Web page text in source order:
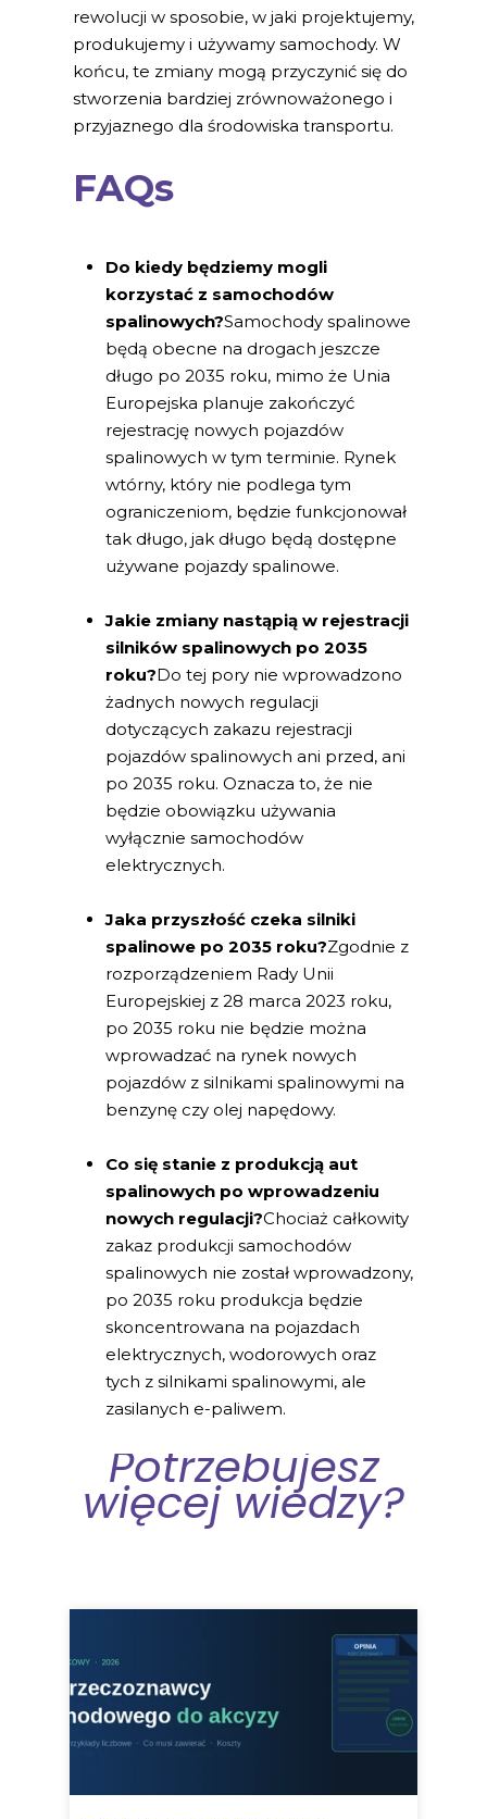
rewolucji w sposobie, w jaki projektujemy,
produkujemy i używamy samochody. W
końcu, te zmiany mogą przyczynić się do
stworzenia bardziej zrównoważonego i
przyjaznego dla środowiska transportu.
FAQs
Do kiedy będziemy mogli
korzystać z samochodów
spalinowych?Samochody spalinowe
będą obecne na drogach jeszcze
długo po 2035 roku, mimo że Unia
Europejska planuje zakończyć
rejestrację nowych pojazdów
spalinowych w tym terminie. Rynek
wtórny, który nie podlega tym
ograniczeniom, będzie funkcjonował
tak długo, jak długo będą dostępne
używane pojazdy spalinowe.
Jakie zmiany nastąpią w rejestracji
silników spalinowych po 2035
roku?Do tej pory nie wprowadzono
żadnych nowych regulacji
dotyczących zakazu rejestracji
pojazdów spalinowych ani przed, ani
po 2035 roku. Oznacza to, że nie
będzie obowiązku używania
wyłącznie samochodów
elektrycznych.
Jaka przyszłość czeka silniki
spalinowe po 2035 roku?Zgodnie z
rozporządzeniem Rady Unii
Europejskiej z 28 marca 2023 roku,
po 2035 roku nie będzie można
wprowadzać na rynek nowych
pojazdów z silnikami spalinowymi na
benzynę czy olej napędowy.
Co się stanie z produkcją aut
spalinowych po wprowadzeniu
nowych regulacji?Chociaż całkowity
zakaz produkcji samochodów
spalinowych nie został wprowadzony,
po 2035 roku produkcja będzie
skoncentrowana na pojazdach
elektrycznych, wodorowych oraz
tych z silnikami spalinowymi, ale
zasilanych e-paliwem.
Potrzebujesz
więcej wiedzy?